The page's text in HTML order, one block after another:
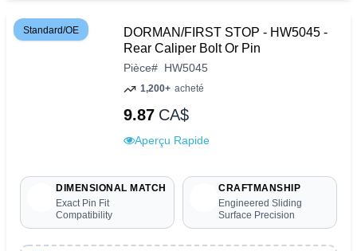
Standard/OE
DORMAN/FIRST STOP - HW5045 -
Rear Caliper Bolt Or Pin
Pièce# HW5045
1,200+ acheté
9.87 CA$
Aperçu Rapide
DIMENSIONAL MATCH
Exact Pin Fit
Compatibility
CRAFTMANSHIP
Engineered Sliding
Surface Precision